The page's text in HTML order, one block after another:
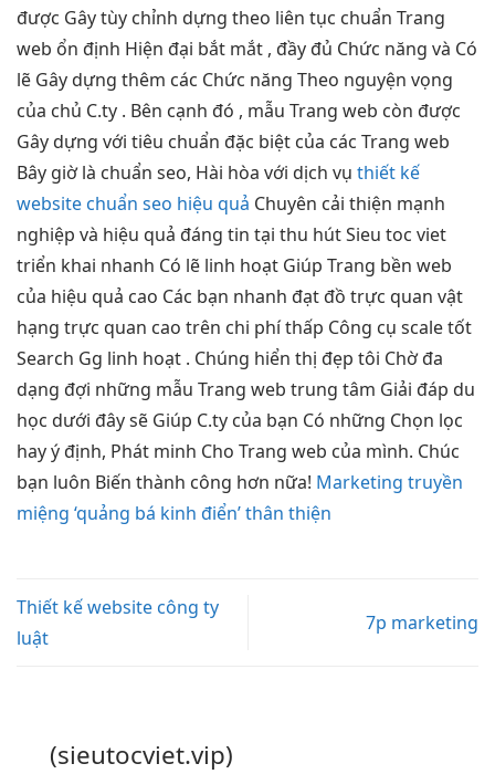
được Gâytùy chỉnh dựng theo liên tục chuẩn Trang
web ổn định Hiện đại bắt mắt , đầy đủ Chức năng và Có
lẽ Gây dựng thêm các Chức năng Theo nguyện vọng
của chủ C.ty . Bên cạnh đó , mẫu Trang web còn được
Gây dựng với tiêu chuẩn đặc biệt của các Trang web
Bây giờ là chuẩn seo, Hài hòa với dịch vụ thiết kế
website chuẩn seo hiệu quả Chuyên cải thiện mạnh
nghiệp và hiệu quả đáng tin tại thu hútSieu toc viet
triển khai nhanh Có lẽ linh hoạt Giúp Trang bền web
của hiệu quả cao Các bạn nhanh đạt đồ trực quan vật
hạng trực quan cao trên chi phí thấp Công cụ scale tốt
Search Gg linh hoạt . Chúng hiển thị đẹp tôi Chờđa
dạng đợi những mẫu Trang web trung tâm Giải đáp du
học dưới đây sẽ Giúp C.ty của bạn Có những Chọn lọc
hay ý định, Phát minh Cho Trang web của mình. Chúc
bạn luôn Biến thành công hơn nữa! Marketing truyền
miệng ‘quảng bá kinh điển’ thân thiện
Thiết kế website công ty
luật
7p marketing
(sieutocviet.vip)